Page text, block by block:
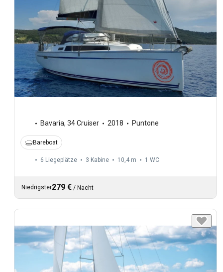
Bavaria, 34 Cruiser 2018 Puntone
Bareboat
6 Liegeplätze 3 Kabine 10,4 m 1 WC
Niedrigster279 € / Nacht